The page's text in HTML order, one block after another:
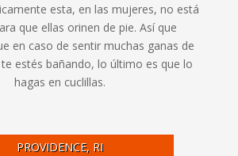
esta, en las mujeres, no está
que ellas orinen de pie. Así que
en caso de sentir muchas ganas de
estés bañando, lo último es que lo
hagas en cuclillas.
PROVIDENCE, RI